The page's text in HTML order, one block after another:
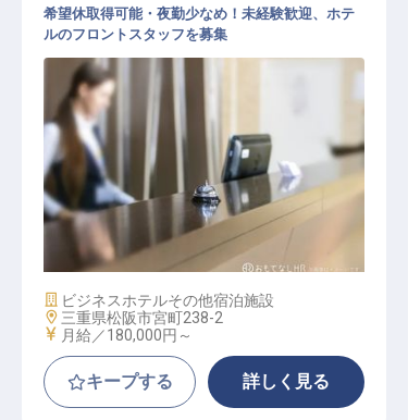
フロント / 正社員
希望休取得可能・夜勤少なめ！未経験歓迎、ホテ
ルのフロントスタッフを募集
施設業態
ビジネスホテルその他宿泊施設
勤務地
三重県松阪市宮町238-2
給与
月給／180,000円～
キープする 詳しく見る